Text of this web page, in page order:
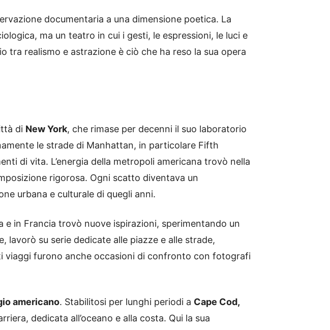
documentaria a una dimensione poetica. La
ma un teatro in cui i gesti, le espressioni, le luci e
realismo e astrazione è ciò che ha reso la sua opera
di New York, che rimase per decenni il suo laboratorio
le strade di Manhattan, in particolare Fifth
di vita. L’energia della metropoli americana trovò nella
rigorosa. Ogni scatto diventava un
urbana e culturale di quegli anni.
e in Francia trovò nuove ispirazioni, sperimentando un
su serie dedicate alle piazze e alle strade,
viaggi furono anche occasioni di confronto con fotografi
americano. Stabilitosi per lunghi periodi a Cape Cod,
dedicata all’oceano e alla costa. Qui la sua